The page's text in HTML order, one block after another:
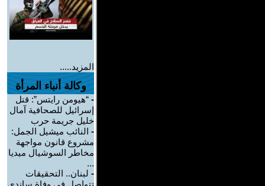
المزيد.....
وكالة أنباء المرأة
- “هيومن رايتس”: قتل
إسرائيل للصحافية آمال
خليل جريمة حرب
- النائب ميشيل الجمل:
مشروع قانون مواجهة
مخاطر السوشيال ميديا
...
- لبنان.. التحقيقات
تتواصل في وفاة ساندي